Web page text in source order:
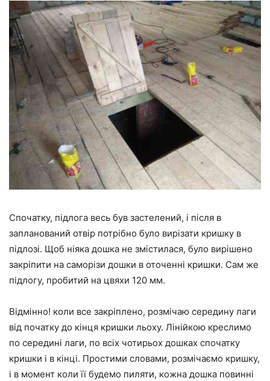
Спочатку, підлога весь був застелений, і після в
запланований отвір потрібно було вирізати кришку в
підлозі. Щоб ніяка дошка не змістилася, було вирішено
закріпити на саморізи дошки в оточенні кришки. Сам же
підлогу, пробитий на цвяхи 120 мм.
Відмінно! коли все закріплено, розмічаю середину лаги
від початку до кінця кришки льоху. Лінійкою креслимо
по середині лаги, по всіх чотирьох дошках спочатку
кришки і в кінці. Простими словами, розмічаємо кришку,
і в момент коли її будемо пиляти, кожна дошка повинні